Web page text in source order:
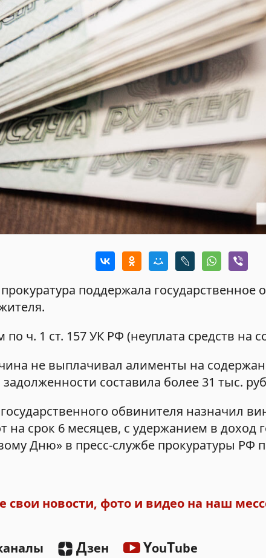
поддержала государственное
ч. 1 ст. 157 УК РФ (неуплата средств на
не выплачивал алименты на
составила более 31 тыс.
обвинителя назначил
на срок 6 месяцев, с удержанием в доход
Дню» в пресс-службе прокуратуры РФ
свои новости, фото и видео на наш
Дзен YouTube